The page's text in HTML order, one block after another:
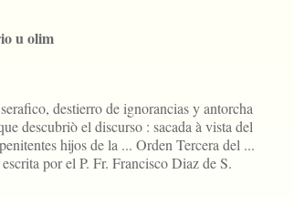
u olim
destierro de ignorancias y antorcha
descubriò el discurso : sacada à vista del
hijos de la ... Orden Tercera del ...
por el P. Fr. Francisco Diaz de S.